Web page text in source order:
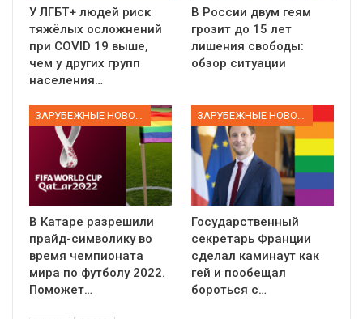
У ЛГБТ+ людей риск
тяжёлых осложнений
при COVID 19 выше,
чем у других групп
населения…
В России двум геям
грозит до 15 лет
лишения свободы:
обзор ситуации
ЗАРУБЕЖНЫЕ НОВОСТИ
В Катаре разрешили
прайд-символику во
время чемпионата
мира по футболу 2022.
Поможет…
ЗАРУБЕЖНЫЕ НОВОСТИ
Государственный
секретарь Франции
сделал каминаут как
гей и пообещал
бороться с…